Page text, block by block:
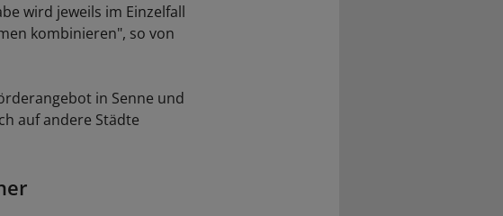
wird jeweils im Einzelfall
kombinieren", so von
in Senne und
auf andere Städte